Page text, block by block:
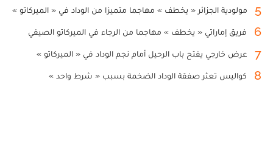
5 مولودية الجزائر « يخطف » مهاجما متميزا من الوداد في « الميركاتو »
6 فريق إماراتي « يخطف » مهاجما من الرجاء في الميركاتو الصيفي
7 عرض خارجي يفتح باب الرحيل أمام نجم الوداد في « الميركاتو »
8 كواليس تعثر صفقة الوداد الضخمة بسبب « شرط واحد »